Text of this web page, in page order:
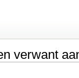
verwant